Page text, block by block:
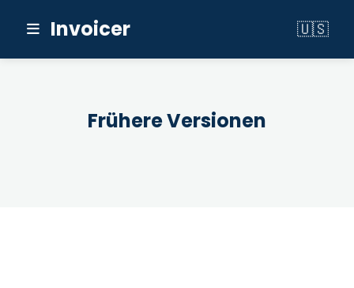
Invoicer 🇺🇸
Switch to
Frühere Versionen